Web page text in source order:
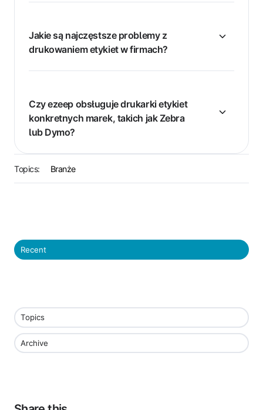
Jakie są najczęstsze problemy z
drukowaniem etykiet w firmach?
Czy ezeep obsługuje drukarki etykiet
konkretnych marek, takich jak Zebra
lub Dymo?
Topics: Branże
Recent
Topics
Archive